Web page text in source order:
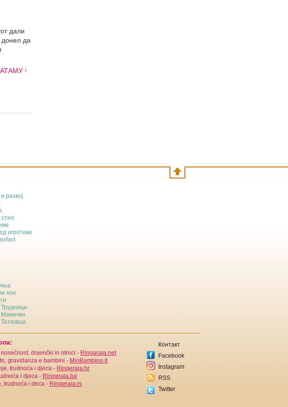
дали
донел да
развој
игротеки
кои
nosečnost, dojenčki in otroci -Ringaraja.net
gravidanza e bambini -MioBambino.it
trudnoća i djeca -Ringeraja.hr
i djeca -Ringeraja.ba
trudnoća i deca -Ringeraja.rs
Контакт
Facebook
Instagram
RSS
Twitter